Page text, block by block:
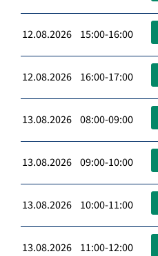
12.08.2026 15:00-16:00
12.08.2026 16:00-17:00
13.08.2026 08:00-09:00
13.08.2026 09:00-10:00
13.08.2026 10:00-11:00
13.08.2026 11:00-12:00